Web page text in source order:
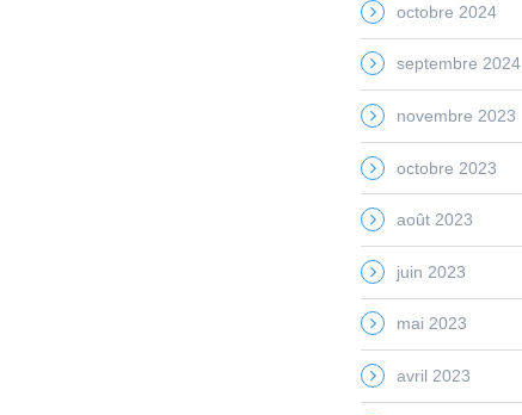
octobre 2024
septembre 2024
novembre 2023
octobre 2023
août 2023
juin 2023
mai 2023
avril 2023